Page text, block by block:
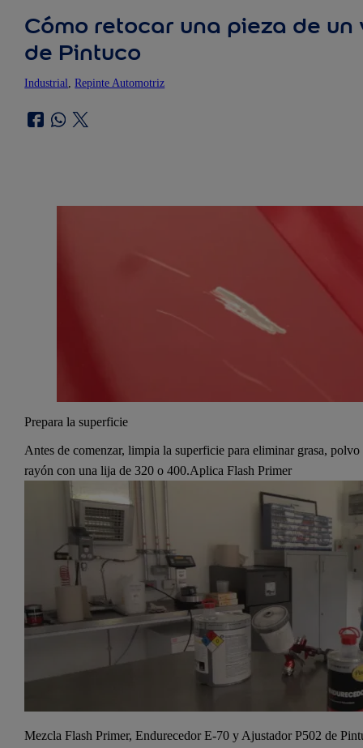
Cómo retocar una pieza de
de Pintuco
Industrial , Repinte Automotriz
Prepara la superficie
Antes de comenzar, limpia la superficie para eliminar grasa,
rayón con una lija de 320 o 400.Aplica Flash Primer
Mezcla Flash Primer, Endurecedor E-70 y Ajustador P502 de